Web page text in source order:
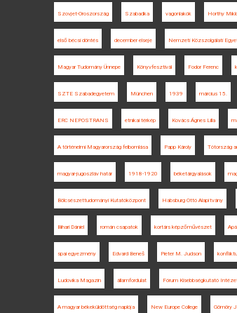
Szovjet-Oroszország Szabadka vagonlakók Horthy
első bécsi döntés december elseje Nemzeti Közszolgálati
Magyar Tudomány Ünnepe Könyvfesztivál Fodor Ferenc
SZTE Szabadegyetem München 1939 március 15.
ERC NEPOSTRANS etnikai térkép Kovács Ágnes Lilla
A történelmi Magyarország felbomlása Papp Károly Tótország
magyar-jugoszláv határ 1918-1920 béketárgyalások
Bölcsészettudományi Kutatóközpont Habsburg Ottó Alapítvány
Bihari Dániel román csapatok kortárs képzőművészet
spai egyezmény Edvard Beneš Pieter M. Judson
Ludovika Magazin államfordulat Fórum Kisebbségkutató
A magyar békeküldöttség naplója New Europe College Gömöry